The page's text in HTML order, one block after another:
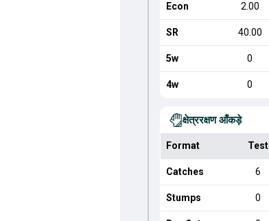
Econ 2.00
SR 40.00
5w 0
4w 0
क्षेत्ररक्षण आँकड़े
Format Test
Catches 6
Stumps 0